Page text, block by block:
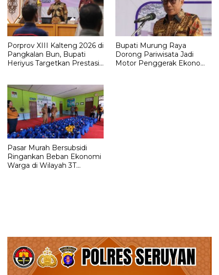
Porprov XIII Kalteng 2026 di
Pangkalan Bun, Bupati
Heriyus Targetkan Prestasi
Bupati Murung Raya
Dorong Pariwisata Jadi
Motor Penggerak Ekonomi
Pasar Murah Bersubsidi
Ringankan Beban Ekonomi
Warga di Wilayah 3T